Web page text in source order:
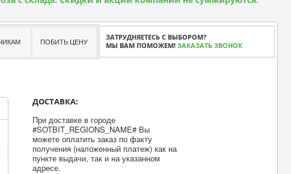
ПОБИТЬ ЦЕНУ
ЗАТРУДНЯЕТЕСЬ С ВЫБОРОМ?
МЫ ВАМ ПОМОЖЕМ! ЗАКАЗАТЬ ЗВОНОК
ДОСТАВКА:
При доставке в городе
#SOTBIT_REGIONS_NAME# Вы
можете оплатить заказ по факту
получения (наложенный платеж) как на
пункте выдачи, так и на указанном
адресе.